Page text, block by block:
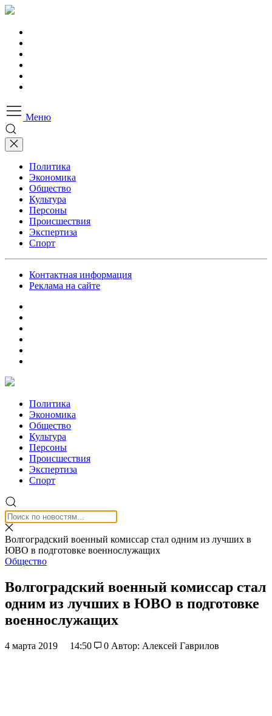
Меню
Политика
Экономика
Общество
Культура
Персоны
Происшествия
Экспертиза
Спорт
Контактная информация
Реклама на сайте
Политика
Экономика
Общество
Культура
Персоны
Происшествия
Экспертиза
Спорт
Волгоградский военный комиссар стал одним из лучших в
ЮВО в подготовке военнослужащих
Общество
Волгоградский военный комиссар стал
одним из лучших в ЮВО в подготовке
военнослужащих
4 марта 2019 14:50 0 Автор: Алексей Гаврилов